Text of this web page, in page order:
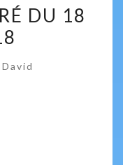
DU 18
David